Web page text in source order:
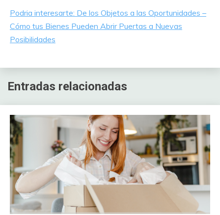
Podria interesarte: De los Objetos a las Oportunidades –
Cómo tus Bienes Pueden Abrir Puertas a Nuevas
Posibilidades
Entradas relacionadas